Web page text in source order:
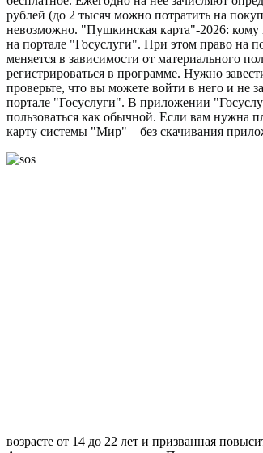
рублей (до 2 тысяч можно потратить на
невозможно. "Пушкинская карта"-2026: кому
на портале "Госуслуги". При этом право на
меняется в зависимости от материального
регистрироваться в программе. Нужно
проверьте, что вы можете войти в него и не
портале "Госуслуги". В приложении
пользоваться как обычной. Если вам нужна
карту системы "Мир" – без скачивания
возрасте от 14 до 22 лет и призванная